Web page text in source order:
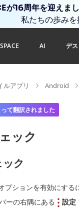
が16周年を迎えまし
私たちの歩みを
AI デ
ルアプリ Android
て翻訳されました
ック
ク
プションを有効にする
ーの右隅にある
設定